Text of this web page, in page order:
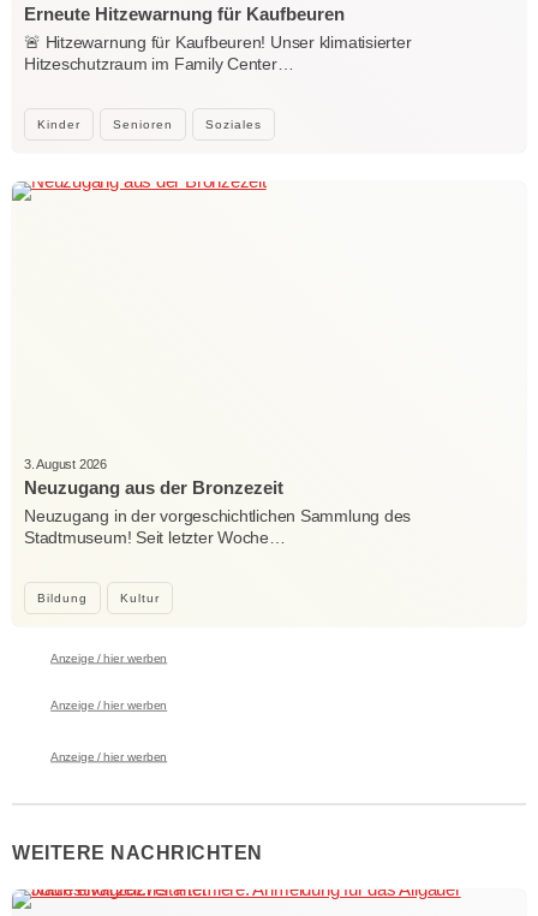
Kinder Senioren Soziales
Erneute Hitzewarnung für Kaufbeuren
🚨 Hitzewarnung für Kaufbeuren! Unser klimatisierter
Hitzeschutzraum im Family Center…
Bildung Kultur
3. August 2026
Neuzugang aus der Bronzezeit
Neuzugang in der vorgeschichtlichen Sammlung des
Stadtmuseum! Seit letzter Woche…
Anzeige / hier werben
Anzeige / hier werben
Anzeige / hier werben
WEITERE NACHRICHTEN